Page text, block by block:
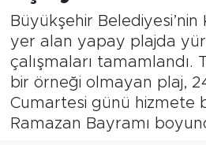
Büyükşehir
yer alan yapay plajda
çalışmaları tamamlandı.
bir örneği olmayan plaj,
Cumartesi günü hizmete
Ramazan Bayramı
Sağlık
Ekonomi
Eğitim
Tüm Manşetler
Son Dakika Haberleri
Haber Arşivi